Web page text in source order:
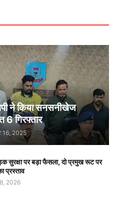
ने किया सनसनीखेज
6 गिरफ्तार
16, 2025
सुरक्षा पर बड़ा फैसला, दो प्रमुख रूट पर
प्रस्ताव
2026